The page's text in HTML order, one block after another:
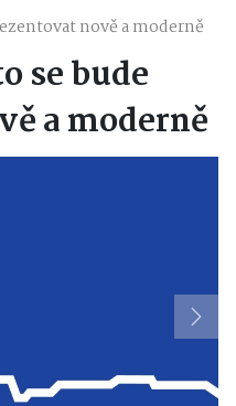
nově a moderně
se bude
a moderně
Next